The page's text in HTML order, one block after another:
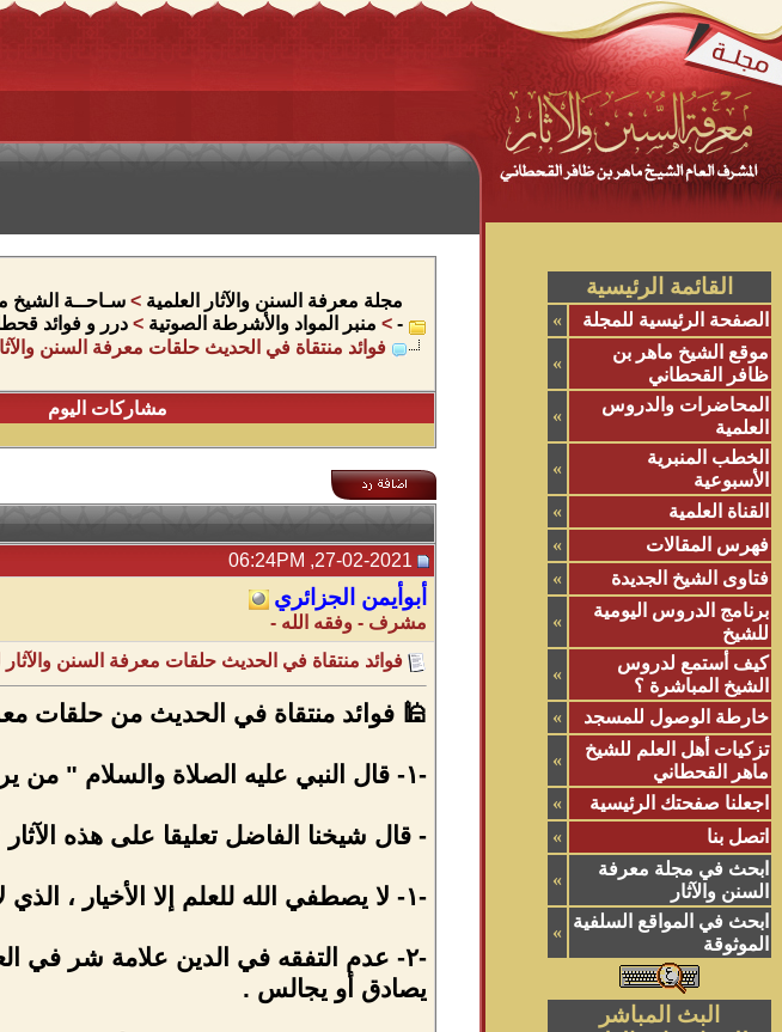
القائمة الرئيسية
الصفحة الرئيسية للمجلة
»
موقع الشيخ ماهر بن
ظافر القحطاني
»
المحاضرات والدروس
العلمية
»
الخطب المنبرية
الأسبوعية
»
القناة العلمية
»
فهرس المقالات
»
فتاوى الشيخ الجديدة
»
برنامج الدروس اليومية
للشيخ
»
كيف أستمع لدروس
الشيخ المباشرة ؟
»
خارطة الوصول للمسجد
»
تزكيات أهل العلم للشيخ
ماهر القحطاني
»
اجعلنا صفحتك الرئيسية
»
اتصل بنا
»
ابحث في مجلة معرفة
السنن والآثار
»
ابحث في المواقع السلفية
الموثوقة
»
البث المباشر
مجلة معرفة السنن والآثار العلمية > سـاحــة الشيخ
-
> منبر المواد والأشرطة الصوتية > درر و فوائد
فوائد منتقاة في الحديث حلقات معرفة السنن
مشاركات اليوم
أبوأيمن الجزائري
مشرف - وفقه الله -
فوائد منتقاة في الحديث حلقات معرفة السنن والآثار
🕌 فوائد منتقاة في الحديث من حلقات
-١- قال النبي عليه الصلاة والسلام " من يرد الله به خيرا يفقهه في الدين " .
- قال شيخنا الفاضل تعليقا على هذه الآثار
-١- لا يصطفي الله للعلم إلا الأخيار ، الذي لا يريد الله به خيرا لا يجلس في حلقات العلم .
-٢- عدم التفقه في الدين علامة شر في
يصادق أو يجالس .